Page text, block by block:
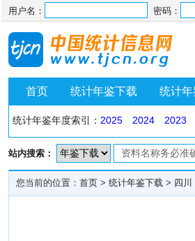
用户名： 密码：
首页 统计年鉴下载 统计年
统计年鉴年度索引： 2025 2024 2023
站内搜索：
您当前的位置： 首页 > 统计年鉴下载 > 四川